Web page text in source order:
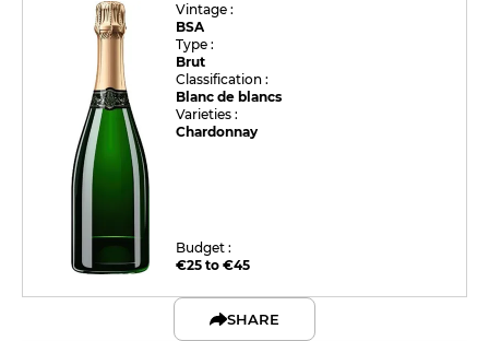
Vintage :
BSA
Type :
Brut
Classification :
Blanc de blancs
Varieties :
Chardonnay
Budget :
€25 to €45
SHARE